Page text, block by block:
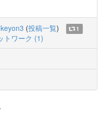
(投稿一覧)
1
トワーク (1)